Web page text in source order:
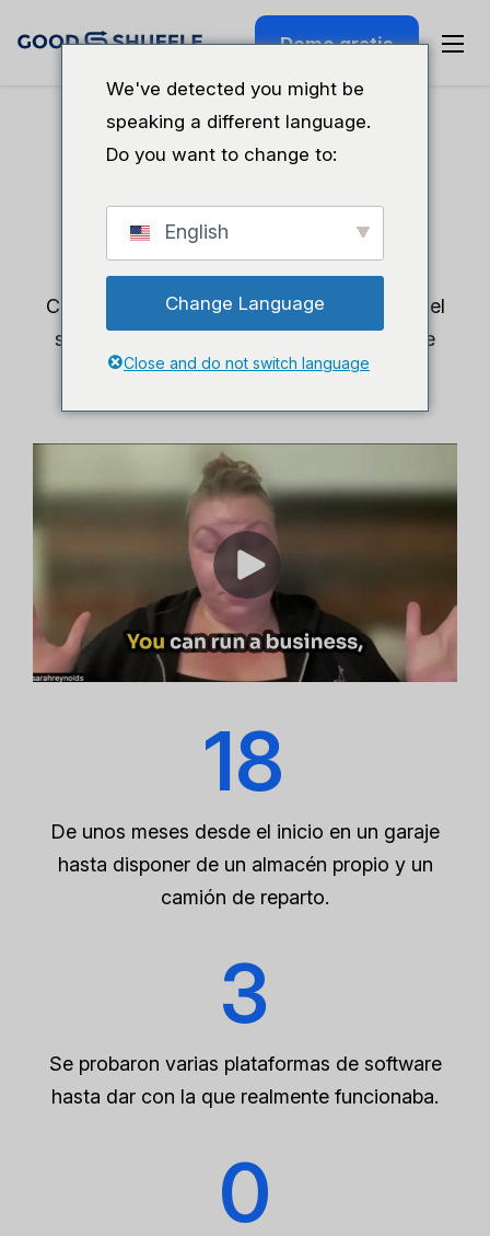
Demo gratis
Rentals
Cómo una pareja sin experiencia previa en el
sector logró crear un próspero negocio de
alquiler sin dejar sus trabajos diarios.
18
De unos meses desde el inicio en un garaje
hasta disponer de un almacén propio y un
camión de reparto.
3
Se probaron varias plataformas de software
hasta dar con la que realmente funcionaba.
0
We've detected you might be
speaking a different language.
Do you want to change to:
English
Change Language
Close and do not switch language